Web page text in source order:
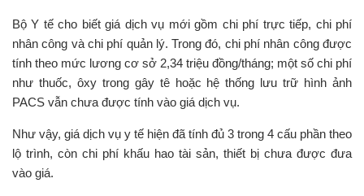
Bộ Y tế cho biết giá dịch vụ mới gồm chi phí trực tiếp, chi phí
nhân công và chi phí quản lý. Trong đó, chi phí nhân công được
tính theo mức lương cơ sở 2,34 triệu đồng/tháng; một số chi phí
như thuốc, ôxy trong gây tê hoặc hệ thống lưu trữ hình ảnh
PACS vẫn chưa được tính vào giá dịch vụ.
Như vậy, giá dịch vụ y tế hiện đã tính đủ 3 trong 4 cấu phần theo
lộ trình, còn chi phí khấu hao tài sản, thiết bị chưa được đưa
vào giá.